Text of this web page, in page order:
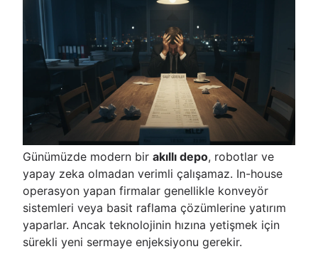
Günümüzde modern bir akıllı depo, robotlar ve
yapay zeka olmadan verimli çalışamaz. In-house
operasyon yapan firmalar genellikle konveyör
sistemleri veya basit raflama çözümlerine yatırım
yaparlar. Ancak teknolojinin hızına yetişmek için
sürekli yeni sermaye enjeksiyonu gerekir.